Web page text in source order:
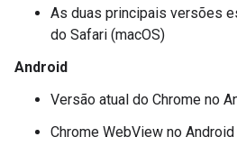
As duas principais versões
do Safari (macOS)
Android
Versão atual do Chrome no
Chrome WebView no Android